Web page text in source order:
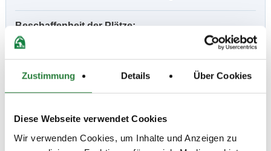
Zustimmung Details Über Cookies
Diese Webseite verwendet Cookies
Wir verwenden Cookies, um Inhalte und Anzeigen zu
Beschaffenheit der Plätze:
Platzverhältnisse:
- Alle LP finden auf dem Außenplatz 40 x 70 m (NEUER
BODEN, Fairground Reitboden) statt. Es steht eine
Vorbereitungshalle 20 x 60 m (Fairground Reitboden)
zur Verfügung.
des RuFV Dornberg e. V., Am Krebsbach 17 - 19, 33619
Bielefeld-Dornberg.